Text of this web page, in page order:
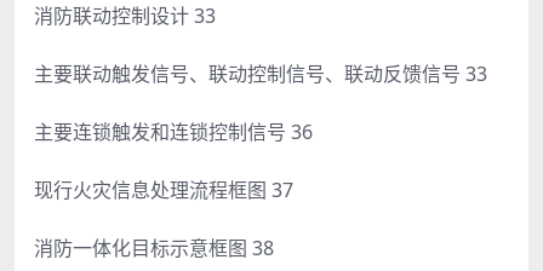
消防联动控制设计 33
主要联动触发信号、联动控制信号、联动反馈信号 33
主要连锁触发和连锁控制信号 36
现行火灾信息处理流程框图 37
消防一体化目标示意框图 38